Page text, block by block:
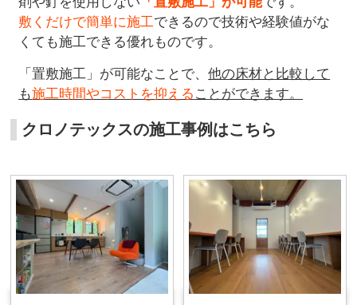
敷くだけで簡単に施工できるので技術や経験値がな
くても施工できる優れものです。
「置敷施工」が可能なことで、他の床材と比較して
も施工時間やコストを抑えることができます。
クロノテックスの施工事例はこちら